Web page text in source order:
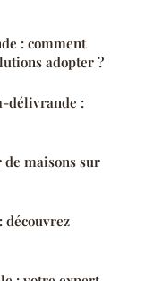
: comment
adopter ?
délivrande :
de maisons sur
découvrez